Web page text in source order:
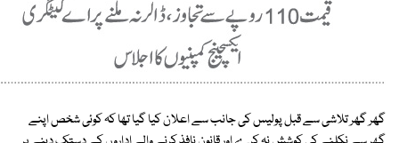
گھر گھر تلاشی سے قبل پولیس کی جانب سے اعلان کیا گیا تھا کہ کوئی شخص اپنے